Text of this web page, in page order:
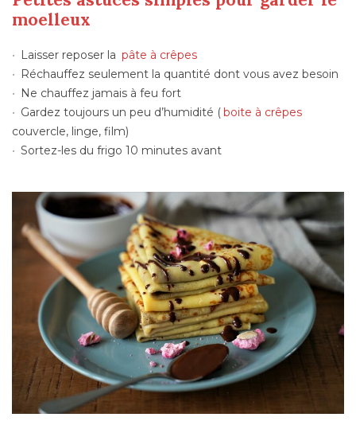
moelleux
Laisser reposer la pâte à crêpes
Réchauffez seulement la quantité dont vous avez besoin
Ne chauffez jamais à feu fort
Gardez toujours un peu d’humidité (boite à crêpes
couvercle, linge, film)
Sortez-les du frigo 10 minutes avant